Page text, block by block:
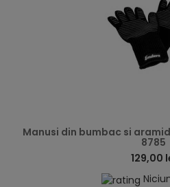
Manusi din bumbac si
8785
129,00